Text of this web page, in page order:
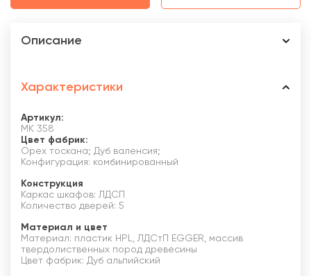
Описание
Характеристики
Артикул:
МК 358
Цвет фабрик:
Орех тоскана; Дуб валенсия;
Конфигурация: комбинированный
Конструкция
Каркас шкафов: ЛДСП
Количество дверей: 5
Материал и цвет
Материал: пластик HPL, ЛДСтП EGGER, массив
твердолиственных пород древесины
Цвет фабрик: Дуб альпийский